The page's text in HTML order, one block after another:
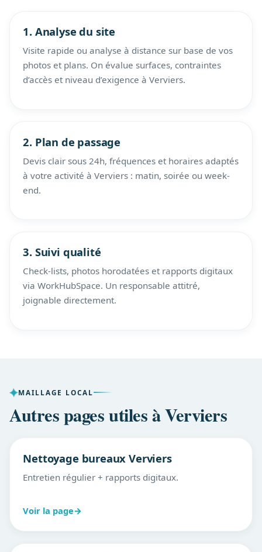
1. Analyse du site
Visite rapide ou analyse à distance sur base de vos
photos et plans. On évalue surfaces, contraintes
d’accès et niveau d’exigence à Verviers.
2. Plan de passage
Devis clair sous 24h, fréquences et horaires adaptés
à votre activité à Verviers : matin, soirée ou week-
end.
3. Suivi qualité
Check-lists, photos horodatées et rapports digitaux
via WorkHubSpace. Un responsable attitré,
joignable directement.
MAILLAGE LOCAL
Autres pages utiles à Verviers
Nettoyage bureaux Verviers
Entretien régulier + rapports digitaux.
Voir la page→